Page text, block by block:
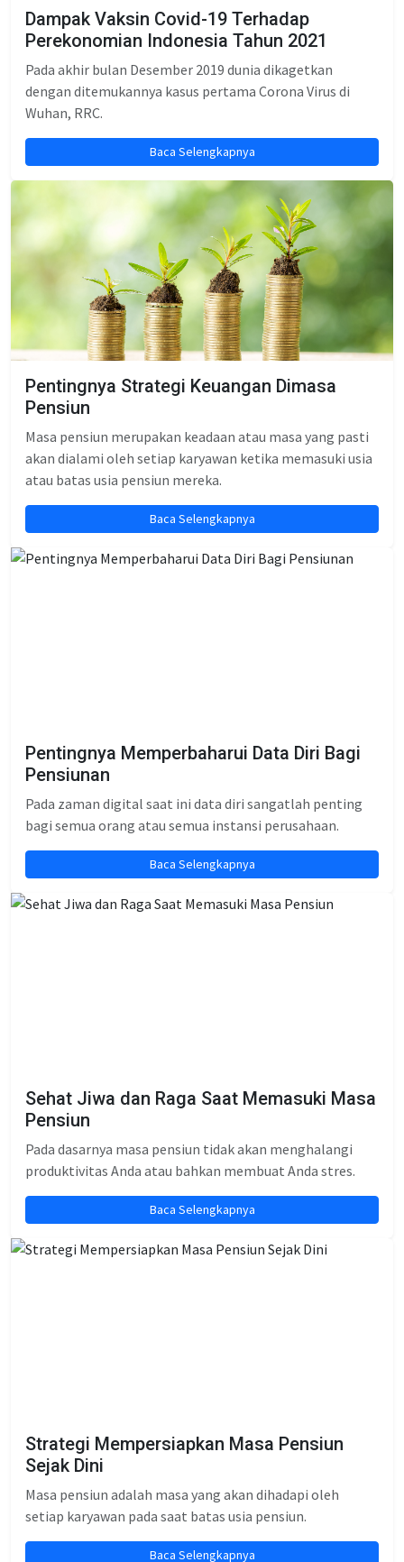
Dampak Vaksin Covid-19 Terhadap
Perekonomian Indonesia Tahun 2021
Pada akhir bulan Desember 2019 dunia dikagetkan
dengan ditemukannya kasus pertama Corona Virus di
Wuhan, RRC.
Baca Selengkapnya
Pentingnya Strategi Keuangan Dimasa
Pensiun
Masa pensiun merupakan keadaan atau masa yang pasti
akan dialami oleh setiap karyawan ketika memasuki usia
atau batas usia pensiun mereka.
Baca Selengkapnya
Pentingnya Memperbaharui Data Diri Bagi
Pensiunan
Pada zaman digital saat ini data diri sangatlah penting
bagi semua orang atau semua instansi perusahaan.
Baca Selengkapnya
Sehat Jiwa dan Raga Saat Memasuki Masa
Pensiun
Pada dasarnya masa pensiun tidak akan menghalangi
produktivitas Anda atau bahkan membuat Anda stres.
Baca Selengkapnya
Strategi Mempersiapkan Masa Pensiun
Sejak Dini
Masa pensiun adalah masa yang akan dihadapi oleh
setiap karyawan pada saat batas usia pensiun.
Baca Selengkapnya